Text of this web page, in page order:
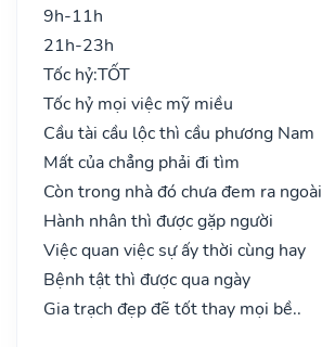
9h-11h
21h-23h
Tốc hỷ:TỐT
Tốc hỷ mọi việc mỹ miều
Cầu tài cầu lộc thì cầu phương Nam
Mất của chẳng phải đi tìm
Còn trong nhà đó chưa đem ra ngoài
Hành nhân thì được gặp người
Việc quan việc sự ấy thời cùng hay
Bệnh tật thì được qua ngày
Gia trạch đẹp đẽ tốt thay mọi bề..